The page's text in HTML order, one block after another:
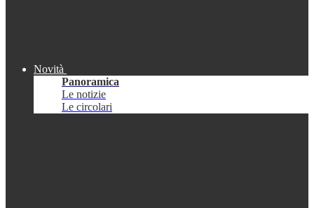
Novità
Panoramica
Le notizie
Le circolari